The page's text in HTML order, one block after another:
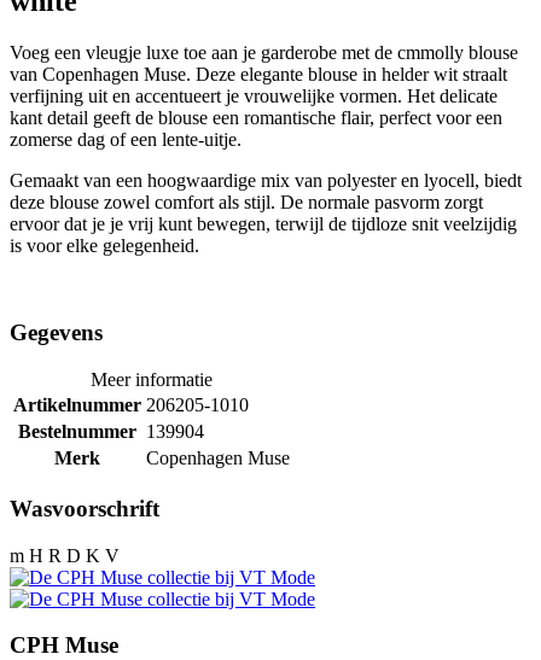
Voeg een vleugje luxe toe aan je garderobe met de cmmolly blouse
van Copenhagen Muse. Deze elegante blouse in helder wit straalt
verfijning uit en accentueert je vrouwelijke vormen. Het delicate
kant detail geeft de blouse een romantische flair, perfect voor een
zomerse dag of een lente-uitje.
Gemaakt van een hoogwaardige mix van polyester en lyocell, biedt
deze blouse zowel comfort als stijl. De normale pasvorm zorgt
ervoor dat je je vrij kunt bewegen, terwijl de tijdloze snit veelzijdig
is voor elke gelegenheid.
Gegevens
Meer informatie
Artikelnummer 206205-1010
Bestelnummer 139904
Merk
Copenhagen Muse
Wasvoorschrift
m H R D K V
CPH Muse